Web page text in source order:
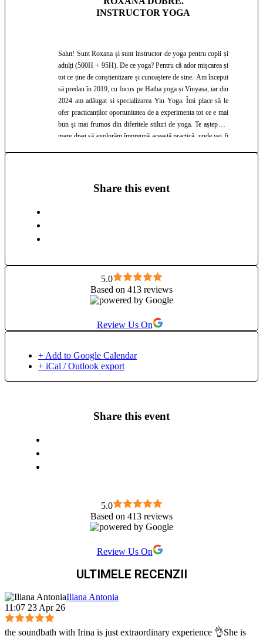
INSTRUCTOR YOGA
Salut! Sunt Roxana și sunt instructor de yoga pentru copii și
adulți (500H + 95H). De ce yoga? Pentru că ador mișcarea și
tot ce ține de conștientizare și cunoaștere de sine. Am început
să predau în 2019, cu focus pe Hatha yoga și Vinyasa, iar din
2024 am adăugat si specializarea Yin Yoga. Îmi place să le
ofer practicanților oportunitatea de a experimenta tot ce e mai
bun și mai frumos din diferitele stiluri de yoga. Te aștept cu
mare drag să explorăm împreună această practică, unde vei fi
Share this event
5.0
Based on 413 reviews
Review Us On
+ Add to Google Calendar
+ iCal / Outlook export
Share this event
5.0
Based on 413 reviews
Review Us On
ULTIMELE RECENZII
Iliana Antonia
11:07 23 Apr 26
the soundbath with Irina is just extraordinary experience 👌She is